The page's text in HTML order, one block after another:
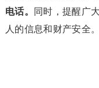
电话。
同时，提醒广
人的信息和财产安全。